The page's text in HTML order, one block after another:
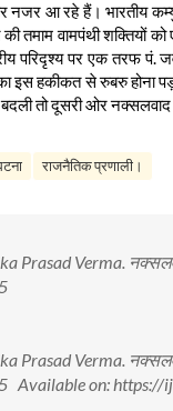
नजर आ रहे हैं। भारतीय
की तमाम वामपंथी
परिदृश्य पर एक तरफ पं.
इस हकीकत से रुबरु
तो दूसरी ओर नक्सलवाद
राजनैतिक प्रणाली।
Prasad Verma.
Prasad Verma.
Available on: